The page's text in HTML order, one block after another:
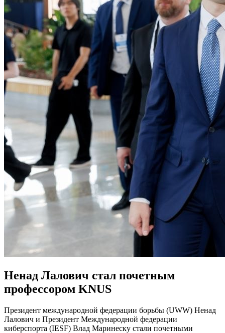
Ненад Лалович стал почетным
профессором KNUS
Президент международной федерации борьбы (UWW) Ненад
Лалович и Президент Международной федерации
киберспорта (IESF) Влад Маринеску стали почетными